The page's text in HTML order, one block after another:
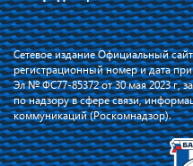
Сетевое издание Официальный
регистрационный номер и дата
Эл № ФС77-85372 от 30 мая 2023 г,
по надзору в сфере связи,
коммуникаций (Роскомнадзор).